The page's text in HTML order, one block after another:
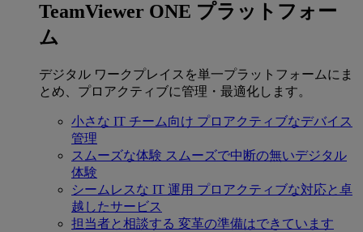
TeamViewer ONE プラットフォー
ム
デジタル ワークプレイスを単一プラットフォームにま
とめ、プロアクティブに管理・最適化します。
小さな IT チーム向け プロアクティブなデバイス
管理
スムーズな体験 スムーズで中断の無いデジタル
体験
シームレスな IT 運用 プロアクティブな対応と卓
越したサービス
担当者と相談する 変革の準備はできています